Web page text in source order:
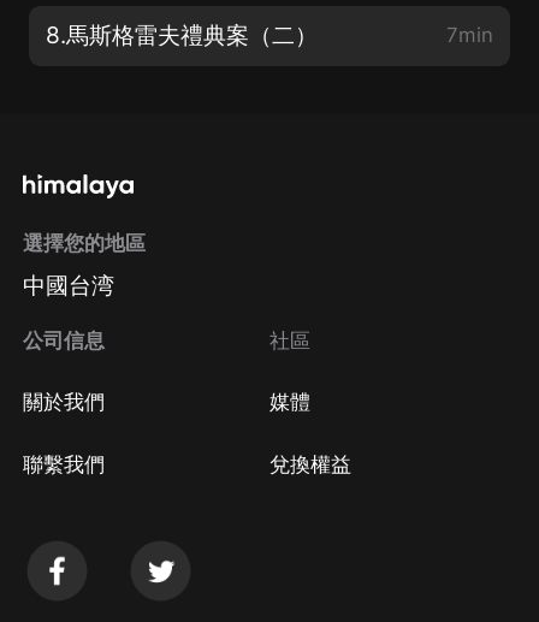
8.馬斯格雷夫禮典案（二） 7min
選擇您的地區
中國台湾
公司信息
關於我們
聯繫我們
社區
媒體
兌換權益